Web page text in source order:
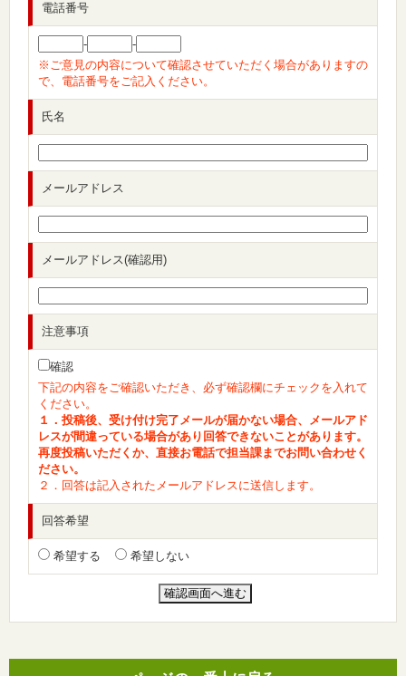
電話番号
-
-
※ご意見の内容について確認させていただく場合がありますの
で、電話番号をご記入ください。
氏名
メールアドレス
メールアドレス(確認用)
注意事項
確認
下記の内容をご確認いただき、必ず確認欄にチェックを入れて
ください。
１．投稿後、受け付け完了メールが届かない場合、メールアド
レスが間違っている場合があり回答できないことがあります。
再度投稿いただくか、直接お電話で担当課までお問い合わせく
ださい。
２．回答は記入されたメールアドレスに送信します。
回答希望
希望する 希望しない